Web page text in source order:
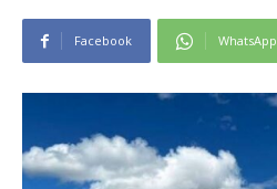
Facebook WhatsApp